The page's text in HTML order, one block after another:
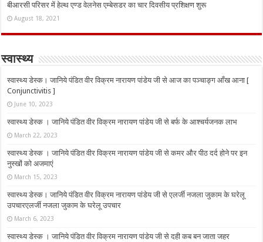
बीआरसी परिसर में हेल्थ एण्ड वेलनेस एम्बेसडर का चार दिवसीय प्रशिक्षण शुरू
August 18, 2021
स्वास्थ्य
स्वास्थ्य डेस्क। जानिये पंडित वीर विक्रम नारायण पांडेय जी से आज का पञ्चाङ्ग आँख आना [
Conjunctivitis ]
June 10, 2023
स्वास्थ्य डेस्क । जानिये पंडित वीर विक्रम नारायण पांडेय जी से बर्फ के आश्चर्यजनक लाभ
March 22, 2023
स्वास्थ्य डेस्क । जानिये पंडित वीर विक्रम नारायण पांडेय जी से कमर और पीठ दर्द होने पर इन
नुस्‍खों को अजमाएं
March 15, 2023
स्वास्थ्य डेस्क। जानिये पंडित वीर विक्रम नारायण पांडेय जी से एलर्जी नजला जुकाम के घरेलू
उपचारएलर्जी नजला जुकाम के घरेलू उपचार
March 6, 2023
स्वास्थ्य डेस्क । जानिये पंडित वीर विक्रम नारायण पांडेय जी से दही कब बन जाता जहर